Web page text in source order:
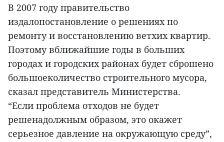
В 2007 году правительство
издалопостановление о решениях по
ремонту и восстановлению ветхих квартир.
Поэтому вближайшие годы в больших
городах и городских районах будет сброшено
большоеколичество строительного мусора,
сказал представитель Министерства.
“Если проблема отходов не будет
решенадолжным образом, это окажет
серьезное давление на окружающую среду”,